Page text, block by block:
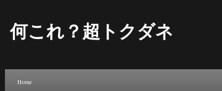
何これ？超トクダネ
Home